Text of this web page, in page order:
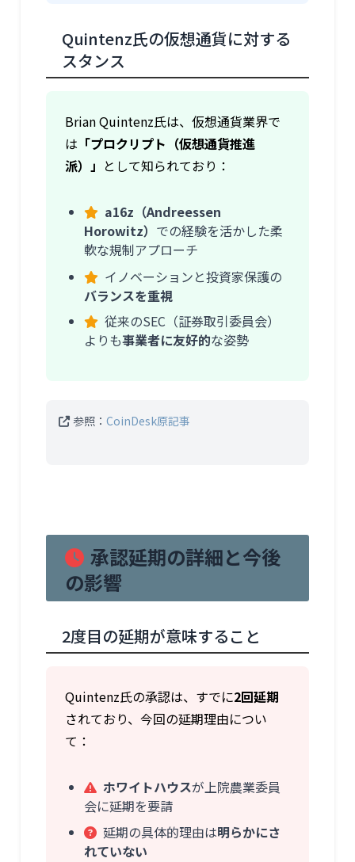
Quintenz氏の仮想通貨に対する
スタンス
Brian Quintenz氏は、仮想通貨業界で
は 「プロクリプト（仮想通貨推進
派）」 として知られており：
a16z（Andreessen
Horowitz） での経験を活かした柔
軟な規制アプローチ
イノベーションと投資家保護の
バランスを重視
従来のSEC（証券取引委員会）
よりも事業者に友好的な姿勢
参照： CoinDesk原記事
承認延期の詳細と今後
の影響
2度目の延期が意味すること
Quintenz氏の承認は、すでに2回延期
されており、今回の延期理由につい
て：
ホワイトハウスが上院農業委員
会に延期を要請
延期の具体的理由は明らかにさ
れていない